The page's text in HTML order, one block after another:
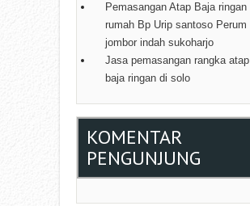
Pemasangan Atap Baja ringan
rumah Bp Urip santoso Perum
jombor indah sukoharjo
Jasa pemasangan rangka atap
baja ringan di solo
KOMENTAR
PENGUNJUNG